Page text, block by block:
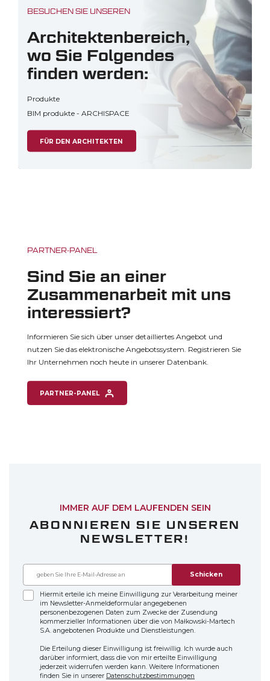
BESUCHEN SIE UNSEREN
Architektenbereich,
wo Sie Folgendes
finden werden:
Produkte
BIM produkte - ARCHISPACE
FÜR DEN ARCHITEKTEN
PARTNER-PANEL
Sind Sie an einer
Zusammenarbeit mit uns
interessiert?
Informieren Sie sich über unser detailliertes Angebot und
nutzen Sie das elektronische Angebotssystem. Registrieren Sie
Ihr Unternehmen noch heute in unserer Datenbank.
PARTNER-PANEL
IMMER AUF DEM LAUFENDEN SEIN
ABONNIEREN SIE UNSEREN
NEWSLETTER!
Schicken
Hiermit erteile ich meine Einwilligung zur Verarbeitung meiner
im Newsletter-Anmeldeformular angegebenen
personenbezogenen Daten zum Zwecke der Zusendung
kommerzieller Informationen über die von Małkowski-Martech
S.A. angebotenen Produkte und Dienstleistungen.
Die Erteilung dieser Einwilligung ist freiwillig. Ich wurde auch
darüber informiert, dass die von mir erteilte Einwilligung
jederzeit widerrufen werden kann. Weitere Informationen
finden Sie in unserer Datenschutzbestimmungen